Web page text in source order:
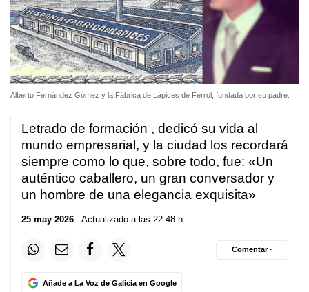
Alberto Fernández Gómez y la Fábrica de Lápices de Ferrol, fundada por su padre.
Letrado de formación , dedicó su vida al
mundo empresarial, y la ciudad los recordará
siempre como lo que, sobre todo, fue: «Un
auténtico caballero, un gran conversador y
un hombre de una elegancia exquisita»
25 may 2026 . Actualizado a las 22:48 h.
Añade a La Voz de Galicia en Google
Comentar ·